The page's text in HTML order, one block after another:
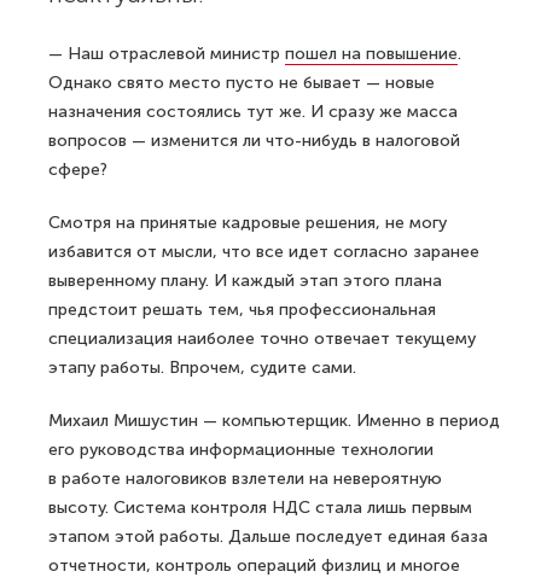
— Наш отраслевой министр пошел на повышение.
Однако свято место пусто не бывает — новые
назначения состоялись тут же. И сразу же масса
вопросов — изменится ли что-нибудь в налоговой
сфере?
Смотря на принятые кадровые решения, не могу
избавится от мысли, что все идет согласно заранее
выверенному плану. И каждый этап этого плана
предстоит решать тем, чья профессиональная
специализация наиболее точно отвечает текущему
этапу работы. Впрочем, судите сами.
Михаил Мишустин — компьютерщик. Именно в период
его руководства информационные технологии
в работе налоговиков взлетели на невероятную
высоту. Система контроля НДС стала лишь первым
этапом этой работы. Дальше последует единая база
отчетности, контроль операций физлиц и многое